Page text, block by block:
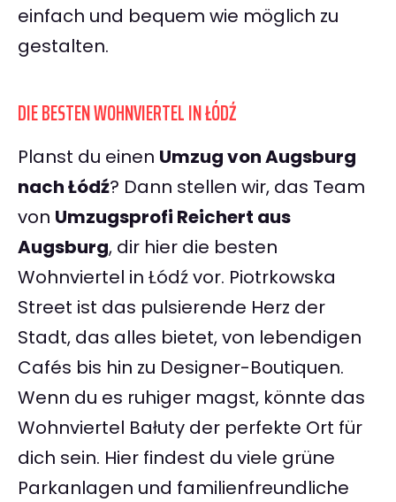
einfach und bequem wie möglich zu
gestalten.
DIE BESTEN WOHNVIERTEL IN ŁÓDŹ
Planst du einen Umzug von Augsburg
nach Łódź? Dann stellen wir, das Team
von Umzugsprofi Reichert aus
Augsburg, dir hier die besten
Wohnviertel in Łódź vor. Piotrkowska
Street ist das pulsierende Herz der
Stadt, das alles bietet, von lebendigen
Cafés bis hin zu Designer-Boutiquen.
Wenn du es ruhiger magst, könnte das
Wohnviertel Bałuty der perfekte Ort für
dich sein. Hier findest du viele grüne
Parkanlagen und familienfreundliche